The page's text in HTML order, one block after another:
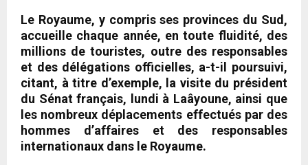
Le Royaume, y compris ses provinces du Sud,
accueille chaque année, en toute fluidité, des
millions de touristes, outre des responsables
et des délégations officielles, a-t-il poursuivi,
citant, à titre d’exemple, la visite du président
du Sénat français, lundi à Laâyoune, ainsi que
les nombreux déplacements effectués par des
hommes d’affaires et des responsables
internationaux dans le Royaume.